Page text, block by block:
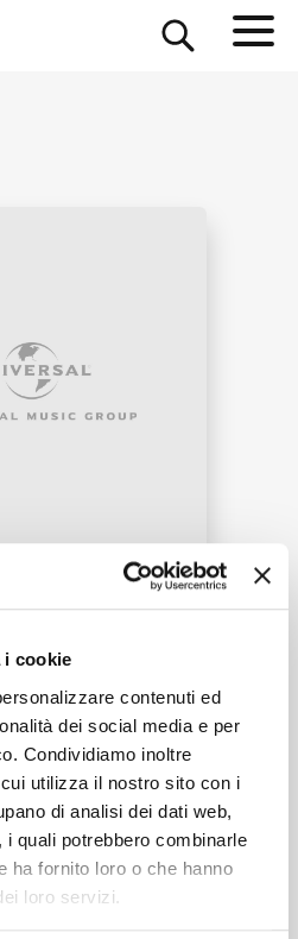
i cookie
contenuti ed
dei social media e per
Condividiamo inoltre
utilizza il nostro sito con i
di analisi dei dati web,
quali potrebbero combinarle
ha fornito loro o che hanno
loro servizi.
02:51
NEWS